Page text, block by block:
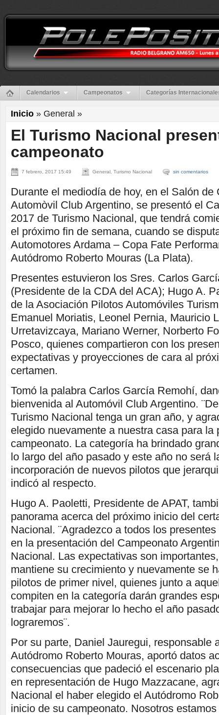
Calendarios Campeonatos Categorías
Inicio » General »
El Turismo Nacional
campeonato
7 febrero, 2017 15:49 General, Turismo Nacional sin comentarios
Durante el mediodía de hoy, en el Salón de
Automòvil Club Argentino, se presentó el
2017 de Turismo Nacional, que tendrá
el próximo fin de semana, cuando se
Automotores Ardama – Copa Fate
Autódromo Roberto Mouras (La Plata).
Presentes estuvieron los Sres. Carlos
(Presidente de la CDA del ACA); Hugo A.
de la Asociación Pilotos Automóviles
Emanuel Moriatis, Leonel Pernia, Mauricio
Urretavizcaya, Mariano Werner, Norberto
Posco, quienes compartieron con los
expectativas y proyecciones de cara al
certamen.
Tomó la palabra Carlos García Remohí,
bienvenida al Automóvil Club Argentino.
Turismo Nacional tenga un gran año, y
elegido nuevamente a nuestra casa para la
campeonato. La categoría ha brindado
lo largo del año pasado y este año no será
incorporación de nuevos pilotos que
indicó al respecto.
Hugo A. Paoletti, Presidente de APAT,
panorama acerca del próximo inicio del
Nacional. ¨Agradezco a todos los
en la presentación del Campeonato
Nacional. Las expectativas son
mantiene su crecimiento y nuevamente se
pilotos de primer nivel, quienes junto a
compiten en la categoría darán grandes
trabajar para mejorar lo hecho el año
lograremos¨.
Por su parte, Daniel Jauregui, responsable
Autódromo Roberto Mouras, aportó datos
consecuencias que padeció el escenario
en representación de Hugo Mazzacane,
Nacional el haber elegido el Autódromo
inicio de su campeonato. Nosotros